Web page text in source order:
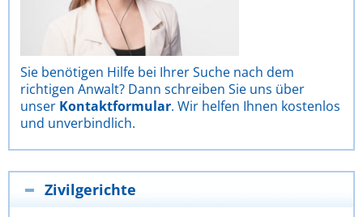
Sie benötigen Hilfe bei Ihrer Suche nach dem
richtigen Anwalt? Dann schreiben Sie uns über
unser Kontaktformular. Wir helfen Ihnen kostenlos
und unverbindlich.
Zivilgerichte